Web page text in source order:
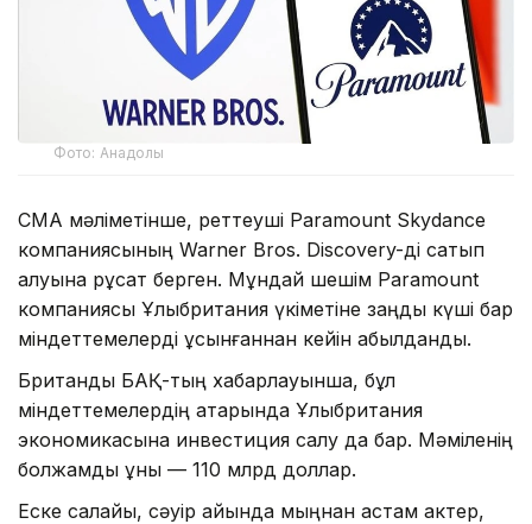
Фото: Анадолы
CMA мәліметінше, реттеуші Paramount Skydance
компаниясының Warner Bros. Discovery-ді сатып
алуына рұқсат берген. Мұндай шешім Paramount
компаниясы Ұлыбритания үкіметіне заңды күші бар
міндеттемелерді ұсынғаннан кейін қабылданды.
Британдық БАҚ-тың хабарлауынша, бұл
міндеттемелердің қатарында Ұлыбритания
экономикасына инвестиция салу да бар. Мәміленің
болжамды құны — 110 млрд доллар.
Еске салайық, сәуір айында мыңнан астам актер,